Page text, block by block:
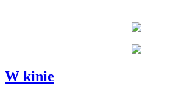
W kinie